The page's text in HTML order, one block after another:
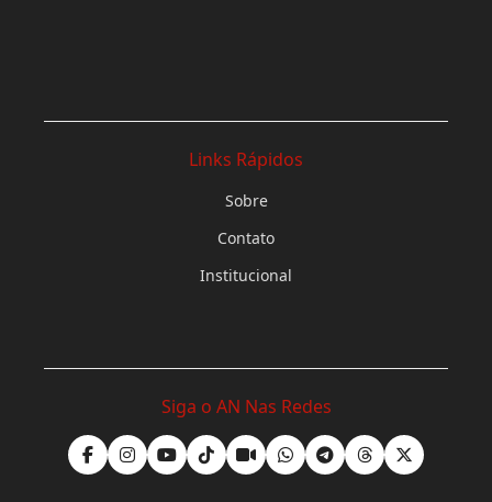
Links Rápidos
Sobre
Contato
Institucional
Siga o AN Nas Redes